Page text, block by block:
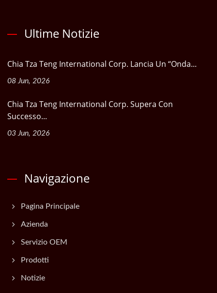
Ultime Notizie
Chia Tza Teng International Corp. Lancia Un “Onda...
08 Jun, 2026
Chia Tza Teng International Corp. Supera Con
Successo...
03 Jun, 2026
Navigazione
Pagina Principale
Azienda
Servizio OEM
Prodotti
Notizie